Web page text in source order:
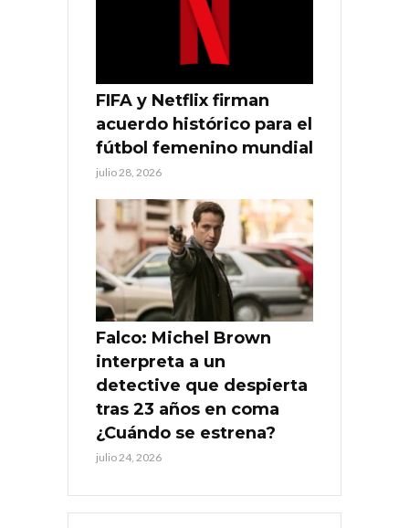
FIFA y Netflix firman
acuerdo histórico para el
fútbol femenino mundial
julio 28, 2026
Falco: Michel Brown
interpreta a un
detective que despierta
tras 23 años en coma
¿Cuándo se estrena?
julio 24, 2026